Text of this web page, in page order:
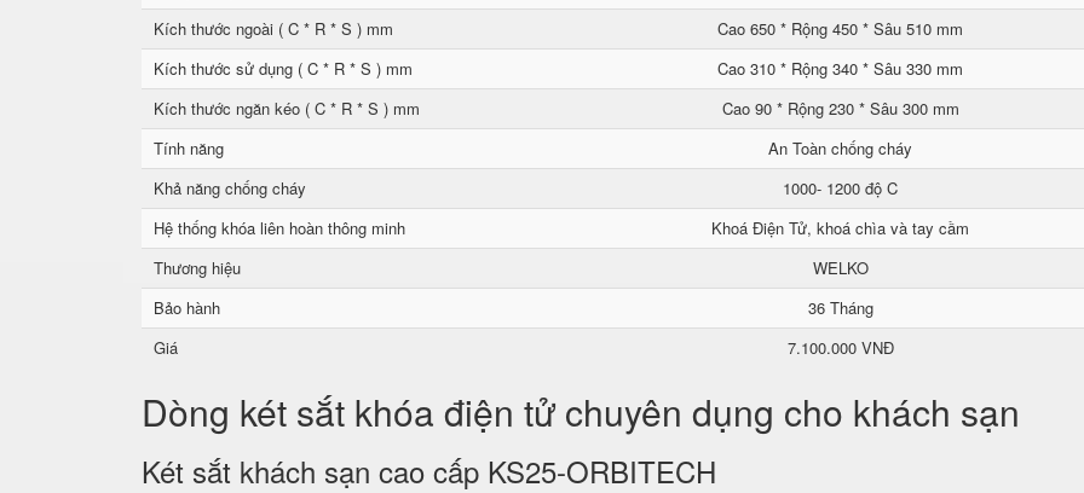
Kích thước ngoài ( C * R * S ) mm
Cao 650 * Rộng 450 * Sâu 510 mm
Kích thước sử dụng ( C * R * S ) mm
Cao 310 * Rộng 340 * Sâu 330 mm
Kích thước ngăn kéo ( C * R * S ) mm
Cao 90 * Rộng 230 * Sâu 300 mm
Tính năng
An Toàn chống cháy
Khả năng chống cháy
1000- 1200 độ C
Hệ thống khóa liên hoàn thông minh
Khoá Điện Tử, khoá chìa và tay cầm
Thương hiệu
WELKO
Bảo hành
36 Tháng
Giá
7.100.000 VNĐ
Dòng két sắt khóa điện tử chuyên dụng cho khách sạn
Két sắt khách sạn cao cấp KS25-ORBITECH